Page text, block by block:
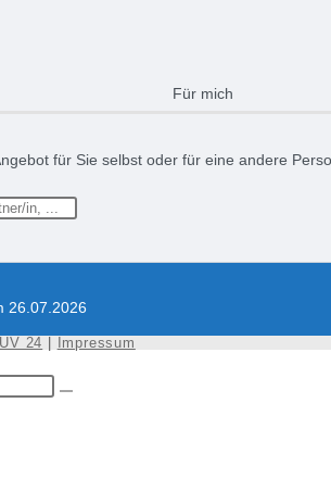
Für mich
für Sie selbst oder für eine andere
26.07.2026
24 | Impressum